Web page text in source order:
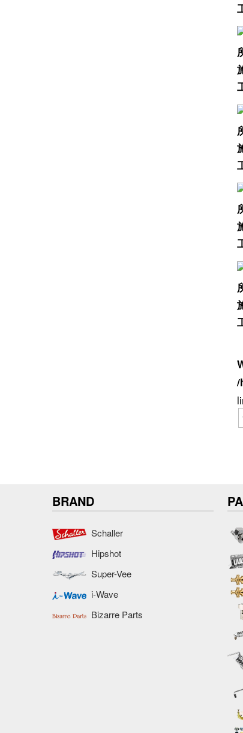
/
BRAND
Schaller
Hipshot
Super-Vee
i-Wave
Bizarre Parts